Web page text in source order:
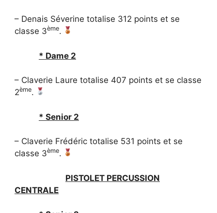
– Denais Séverine totalise 312 points et se
classe 3ème.
* Dame 2
– Claverie Laure totalise 407 points et se classe
2ème.
* Senior 2
– Claverie Frédéric totalise 531 points et se
classe 3ème.
PISTOLET PERCUSSION
CENTRALE